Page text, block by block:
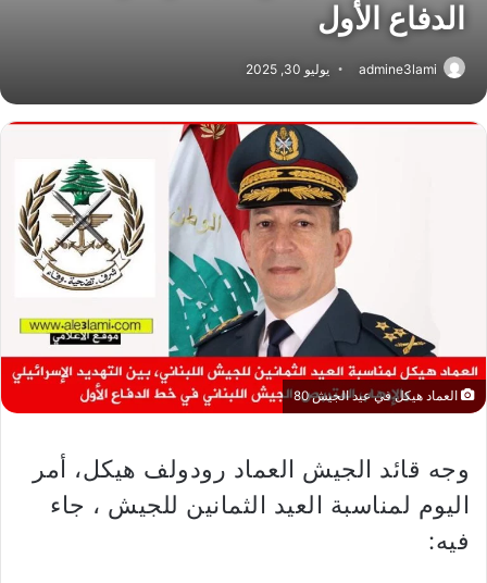
الدفاع الأول
admine3lami يوليو 30, 2025
العماد هيكل في عيد الجيش 80
وجه قائد الجيش العماد رودولف هيكل، أمر
اليوم لمناسبة العيد الثمانين للجيش ، جاء
فيه: